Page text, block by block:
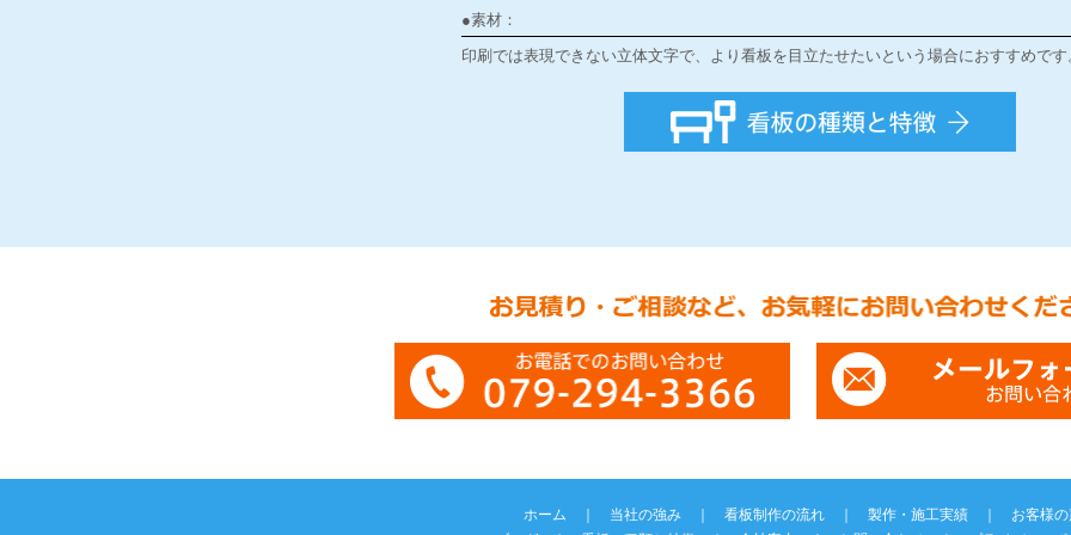
●素材：
印刷では表現できない立体文字で、より看板を目立たせたいという場合におすすめです
ホーム ｜ 当社の強み ｜ 看板制作の流れ ｜ 製作・施工実績 ｜ お客様